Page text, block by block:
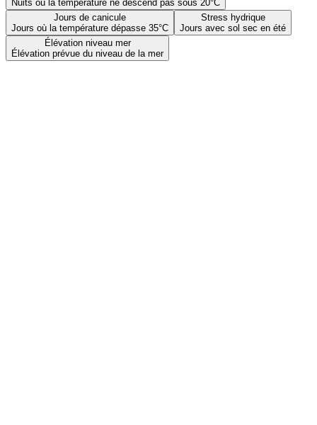
Nuits où la température ne descend pas sous 20°C
Jours de canicule
Jours où la température dépasse 35°C
Stress hydrique
Jours avec sol sec en été
Élévation niveau mer
Élévation prévue du niveau de la mer